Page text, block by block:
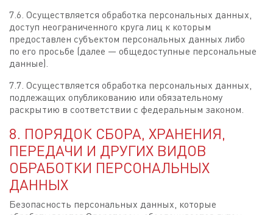
7.6. Осуществляется обработка персональных данных,
доступ неограниченного круга лиц к которым
предоставлен субъектом персональных данных либо
по его просьбе (далее — общедоступные персональные
данные).
7.7. Осуществляется обработка персональных данных,
подлежащих опубликованию или обязательному
раскрытию в соответствии с федеральным законом.
8. ПОРЯДОК СБОРА, ХРАНЕНИЯ,
ПЕРЕДАЧИ И ДРУГИХ ВИДОВ
ОБРАБОТКИ ПЕРСОНАЛЬНЫХ
ДАННЫХ
Безопасность персональных данных, которые